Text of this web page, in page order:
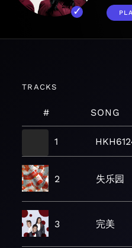
TRACKS
# SONG
1
2 失乐园
3 完美